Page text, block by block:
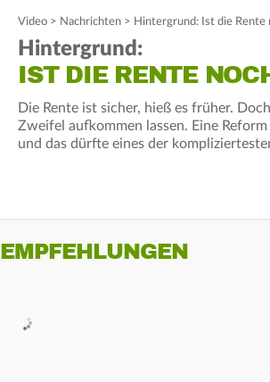
Video > Nachrichten > Hintergrund: Ist die Rente
Hintergrund:
IST DIE RENTE
Die Rente ist sicher, hieß es früher.
Zweifel aufkommen lassen. Eine
und das dürfte eines der
EMPFEHLUNGEN